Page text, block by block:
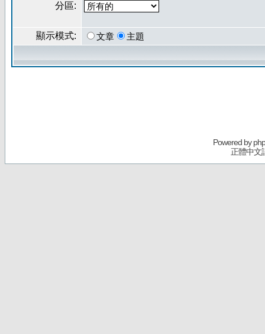
分區:
顯示模式: 文章 主題
Powered by
正體中文